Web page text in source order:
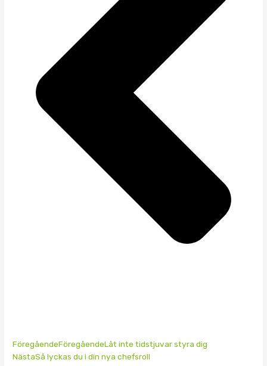
FöregåendeFöregåendeLåt inte tidstjuvar styra dig
NästaSå lyckas du i din nya chefsroll